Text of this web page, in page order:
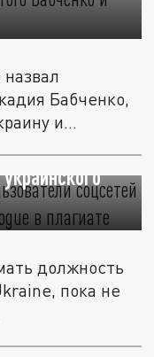
Бабченко,
и...
должность
пока не